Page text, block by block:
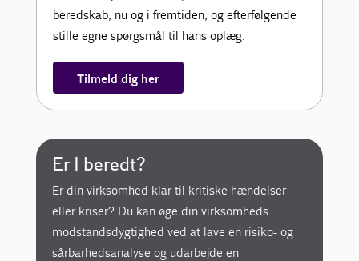
beredskab, nu og i fremtiden, og efterfølgende
stille egne spørgsmål til hans oplæg.
Tilmeld dig her
Er I beredt?
Er din virksomhed klar til kritiske hændelser
eller kriser? Du kan øge din virksomheds
modstandsdygtighed ved at lave en risiko- og
sårbarhedsanalyse og udarbejde en